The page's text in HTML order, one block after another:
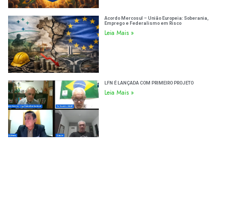
Acordo Mercosul – União Europeia: Soberania,
Emprego e Federalismo em Risco
Leia Mais »
LFN É LANÇADA COM PRIMEIRO PROJETO
Leia Mais »